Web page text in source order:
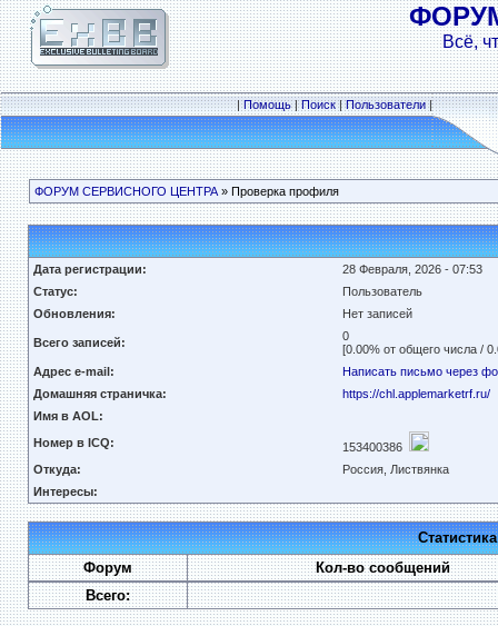
Всё,
|Помощь|Поиск|Пользователи|
ФОРУМ СЕРВИСНОГО ЦЕНТРА» Проверка профиля
Дата регистрации:
28 Февраля, 2026 - 07:53
Статус:
Пользователь
Обновления:
Нет записей
Всего записей:
0
[0.00% от общего числа /
Адрес e-mail:
Написать письмо через
Домашняя страничка:
https://chl.applemarketrf.ru/
Имя в AOL:
Номер в ICQ:
153400386
Откуда:
Россия, Листвянка
Интересы:
Форум
Кол-во сообщений
Всего: